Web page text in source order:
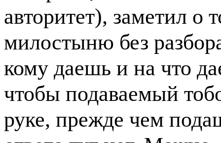
авторитет), заметил о
милостыню без
кому даешь и на что
чтобы подаваемый
руке, прежде чем